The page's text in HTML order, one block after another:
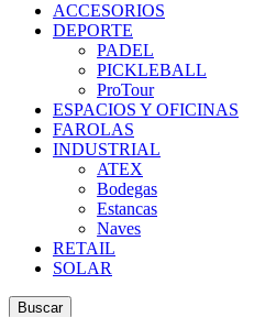
ACCESORIOS
DEPORTE
PADEL
PICKLEBALL
ProTour
ESPACIOS Y OFICINAS
FAROLAS
INDUSTRIAL
ATEX
Bodegas
Estancas
Naves
RETAIL
SOLAR
Buscar